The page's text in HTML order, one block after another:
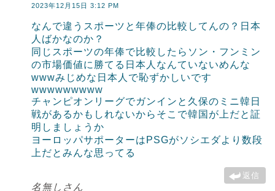
2023年12月15日 3:12 PM
なんで違うスポーツと年俸の比較してんの？日本
人ばかなのか？
同じスポーツの年俸で比較したらソン・フンミン
の市場価値に勝てる日本人なんていないめんな
wwwみじめな日本人で恥ずかしいです
wwwwwwwww
チャンピオンリーグでガンインと久保のミニ韓日
戦があるかもしれないからそこで韓国が上だと証
明しましょうか
ヨーロッパサポーターはPSGがソシエダより数段
上だとみんな思ってる
返信
名無しさん